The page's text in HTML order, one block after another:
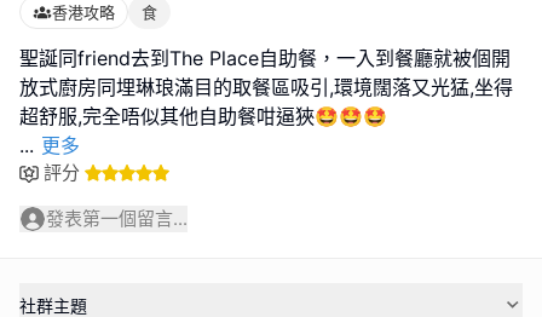
香港攻略 食
聖誕同friend去到The Place自助餐，一入到餐廳就被個開
放式廚房同埋琳琅滿目的取餐區吸引,環境闊落又光猛,坐得
... 更多
評分
發表第一個留言...
社群主題